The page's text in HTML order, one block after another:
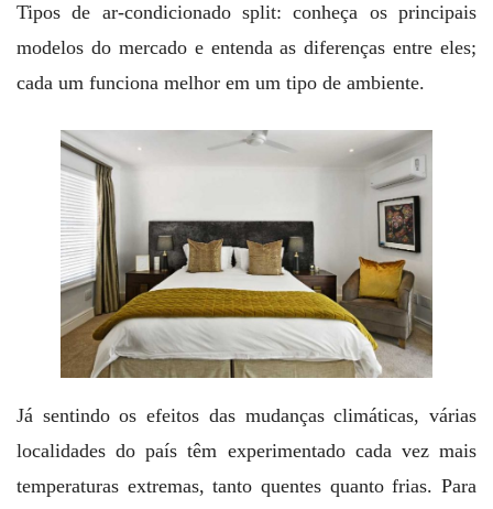
Tipos de ar-condicionado split: conheça os principais
modelos do mercado e entenda as diferenças entre eles;
cada um funciona melhor em um tipo de ambiente.
Já sentindo os efeitos das mudanças climáticas, várias
localidades do país têm experimentado cada vez mais
temperaturas extremas, tanto quentes quanto frias. Para